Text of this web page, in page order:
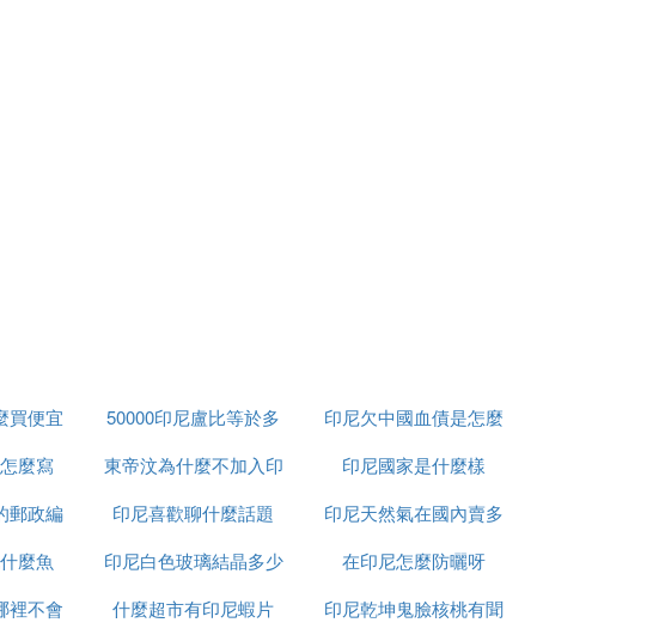
，除另有規定者外，海關不予放行。除本人聲明放棄
共和國海關法》第三十三條規定處理。
和進口收貨人的商檢備案號，憑備案號申請通關單。
買便宜
50000印尼盧比等於多
少人民幣
印尼欠中國血債是怎麼
回事
麼寫
東帝汶為什麼不加入印
尼
印尼國家是什麼樣
郵政編
印尼喜歡聊什麼話題
印尼天然氣在國內賣多
少錢
麼魚
印尼白色玻璃結晶多少
錢一平方
在印尼怎麼防曬呀
裡不會
什麼超市有印尼蝦片
印尼乾坤鬼臉核桃有聞